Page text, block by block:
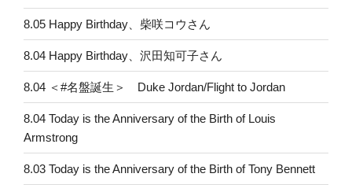
8.05 Happy Birthday、柴咲コウさん
8.04 Happy Birthday、沢田知可子さん
8.04 ＜#名盤誕生＞ Duke Jordan/Flight to Jordan
8.04 Today is the Anniversary of the Birth of Louis
Armstrong
8.03 Today is the Anniversary of the Birth of Tony Bennett